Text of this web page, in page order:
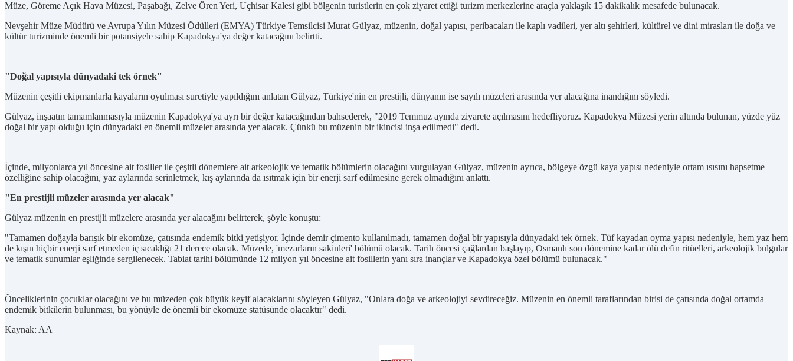
Müze, Göreme Açık Hava Müzesi, Paşabağı, Zelve Ören Yeri, Uçhisar Kalesi gibi bölgenin turistlerin en çok ziyaret ettiği turizm merkezlerine araçla yaklaşık 15 dakikalık mesafede bulunacak.
Nevşehir Müze Müdürü ve Avrupa Yılın Müzesi Ödülleri (EMYA) Türkiye Temsilcisi Murat Gülyaz, müzenin, doğal yapısı, peribacaları ile kaplı vadileri, yer altı şehirleri, kültürel ve dini mirasları ile doğa ve
kültür turizminde önemli bir potansiyele sahip Kapadokya'ya değer katacağını belirtti.
"Doğal yapısıyla dünyadaki tek örnek"
Müzenin çeşitli ekipmanlarla kayaların oyulması suretiyle yapıldığını anlatan Gülyaz, Türkiye'nin en prestijli, dünyanın ise sayılı müzeleri arasında yer alacağına inandığını söyledi.
Gülyaz, inşaatın tamamlanmasıyla müzenin Kapadokya'ya ayrı bir değer katacağından bahsederek, "2019 Temmuz ayında ziyarete açılmasını hedefliyoruz. Kapadokya Müzesi yerin altında bulunan, yüzde yüz
doğal bir yapı olduğu için dünyadaki en önemli müzeler arasında yer alacak. Çünkü bu müzenin bir ikincisi inşa edilmedi" dedi.
İçinde, milyonlarca yıl öncesine ait fosiller ile çeşitli dönemlere ait arkeolojik ve tematik bölümlerin olacağını vurgulayan Gülyaz, müzenin ayrıca, bölgeye özgü kaya yapısı nedeniyle ortam ısısını hapsetme
özelliğine sahip olacağını, yaz aylarında serinletmek, kış aylarında da ısıtmak için bir enerji sarf edilmesine gerek olmadığını anlattı.
"En prestijli müzeler arasında yer alacak"
Gülyaz müzenin en prestijli müzelere arasında yer alacağını belirterek, şöyle konuştu:
"Tamamen doğayla barışık bir ekomüze, çatısında endemik bitki yetişiyor. İçinde demir çimento kullanılmadı, tamamen doğal bir yapısıyla dünyadaki tek örnek. Tüf kayadan oyma yapısı nedeniyle, hem yaz hem
de kışın hiçbir enerji sarf etmeden iç sıcaklığı 21 derece olacak. Müzede, 'mezarların sakinleri' bölümü olacak. Tarih öncesi çağlardan başlayıp, Osmanlı son dönemine kadar ölü defin ritüelleri, arkeolojik bulgular
ve tematik sunumlar eşliğinde sergilenecek. Tabiat tarihi bölümünde 12 milyon yıl öncesine ait fosillerin yanı sıra inançlar ve Kapadokya özel bölümü bulunacak."
Önceliklerinin çocuklar olacağını ve bu müzeden çok büyük keyif alacaklarını söyleyen Gülyaz, "Onlara doğa ve arkeolojiyi sevdireceğiz. Müzenin en önemli taraflarından birisi de çatısında doğal ortamda
endemik bitkilerin bulunması, bu yönüyle de önemli bir ekomüze statüsünde olacaktır" dedi.
Kaynak: AA